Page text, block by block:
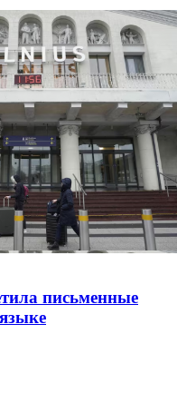
письменные